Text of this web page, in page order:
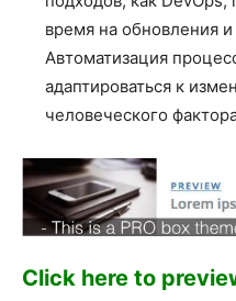
время на обновления
Автоматизация
адаптироваться к
человеческого
Click here to